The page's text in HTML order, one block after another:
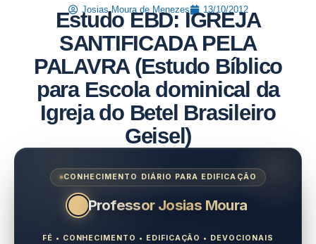
Josias Moura de Menezes 13/10/2012
Estudo EBD: IGREJA
SANTIFICADA PELA
PALAVRA (Estudo Bíblico
para Escola dominical da
Igreja do Betel Brasileiro
Geisel)
CONHECIMENTO DIÁRIO PARA EDIFICAÇÃO
Professor Josias Moura
FÉ • CONHECIMENTO • EDIFICAÇÃO • DEVOCIONAIS